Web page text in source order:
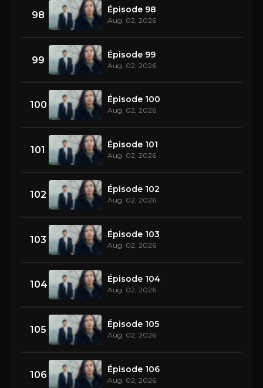
98 Épisode 98
Aug. 02, 2026
99 Épisode 99
Aug. 02, 2026
100 Épisode 100
Aug. 02, 2026
101 Épisode 101
Aug. 02, 2026
102 Épisode 102
Aug. 02, 2026
103 Épisode 103
Aug. 02, 2026
104 Épisode 104
Aug. 02, 2026
105 Épisode 105
Aug. 02, 2026
106 Épisode 106
Aug. 02, 2026